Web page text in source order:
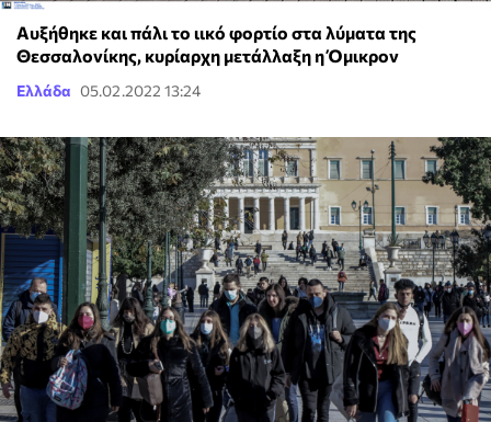
Αυξήθηκε και πάλι το ιικό φορτίο στα λύματα της
Θεσσαλονίκης, κυρίαρχη μετάλλαξη η Όμικρον
Ελλάδα 05.02.2022 13:24